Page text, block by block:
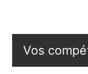
Vos